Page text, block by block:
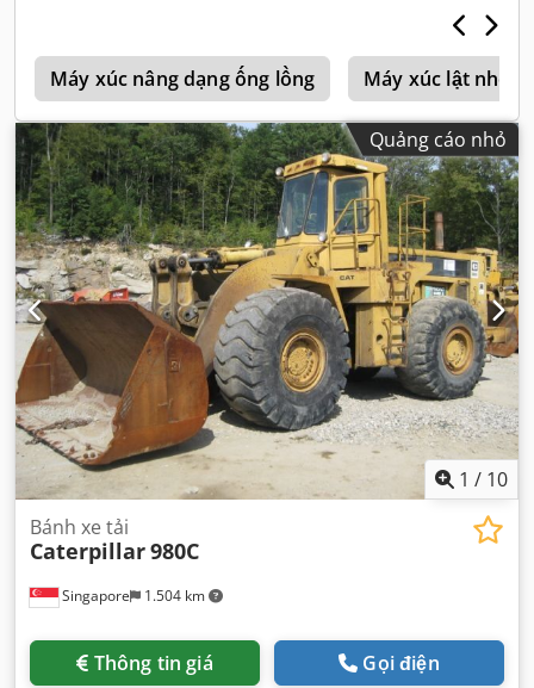
Máy xúc nâng dạng ống lồng Máy xúc lật nhỏ
Quảng cáo nhỏ
1 / 10
Singapore 1.504 km
Bánh xe tải
Caterpillar980C
Thông tin giá Gọi điện